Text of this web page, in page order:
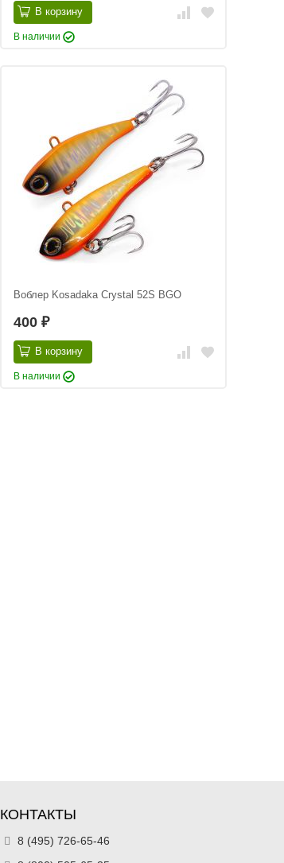
В корзину
В наличии
Воблер Kosadaka Crystal 52S BGO
400 ₽
В корзину
В наличии
КОНТАКТЫ
8 (495) 726-65-46